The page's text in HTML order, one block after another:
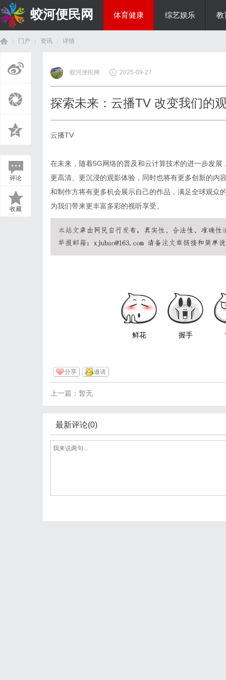
蛟河便民网 体育健康 综艺娱乐 教
门户 资讯
›
详情
评论
收藏
蛟河便民网 2025-09-27
探索未来：云播TV 改变我们的
云播TV
在未来，随着5G网络的普及和云计算技术的进一步发
更高清、更沉浸的观影体验，同时也将有更多创新的内
和制作方将有更多机会展示自己的作品，满足全球观众
为我们带来更丰富多彩的视听享受。
鲜花 握手
分享 邀请
上一篇：暂无
最新评论(0)